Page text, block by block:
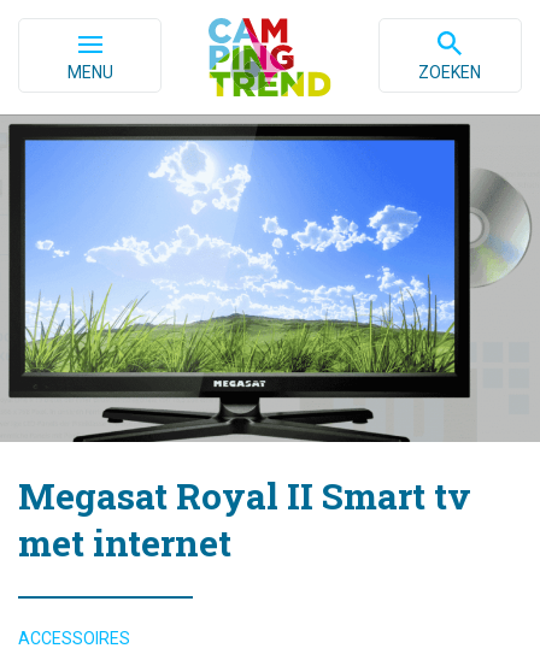
MENU ZOEKEN
Megasat Royal II Smart tv
met internet
ACCESSOIRES